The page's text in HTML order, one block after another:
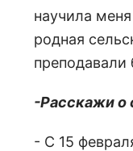
научила
родная
преподавали
-Расскажи о
- С 15